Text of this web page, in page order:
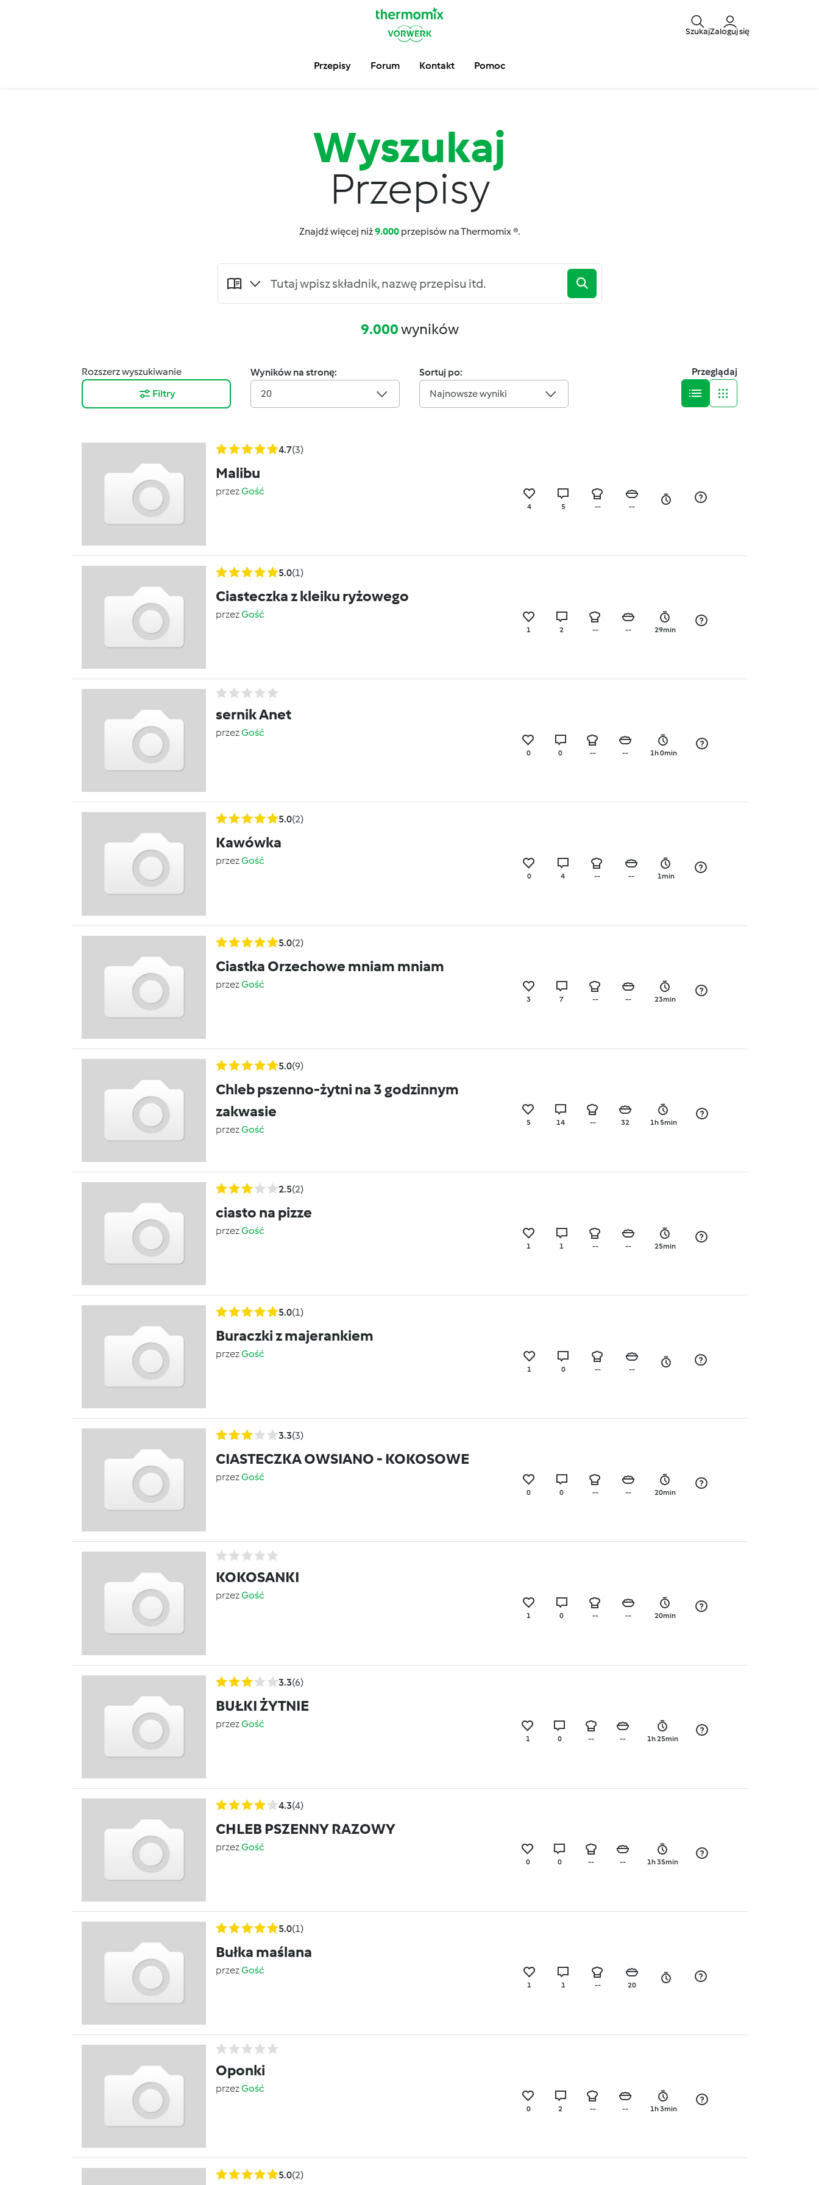
SzukajZaloguj się
Przepisy Forum Kontakt Pomoc
Wyszukaj
Przepisy
Znajdź więcej niż9.000 przepisów na Thermomix ®.
9.000wyników
Rozszerz wyszukiwanie
Filtry
Wyników na stronę:
20
Sortuj po:
Najnowsze wyniki
Przeglądaj
4.7(3)
Malibu
przezGość
4 5 -- --
5.0(1)
Ciasteczka z kleiku ryżowego
przezGość
1 2 -- -- 29min
sernik Anet
przezGość
0 0 -- -- 1h 0min
5.0(2)
Kawówka
przezGość
0 4 -- -- 1min
5.0(2)
Ciastka Orzechowe mniam mniam
przezGość
3 7 -- -- 23min
5.0(9)
Chleb pszenno-żytni na 3 godzinnym
zakwasie
przezGość
5 14 -- 32 1h 5min
2.5(2)
ciasto na pizze
przezGość
1 1 -- -- 25min
5.0(1)
Buraczki z majerankiem
przezGość
1 0 -- --
3.3(3)
CIASTECZKA OWSIANO - KOKOSOWE
przezGość
0 0 -- -- 20min
KOKOSANKI
przezGość
1 0 -- -- 20min
3.3(6)
BUŁKI ŻYTNIE
przezGość
1 0 -- -- 1h 25min
4.3(4)
CHLEB PSZENNY RAZOWY
przezGość
0 0 -- -- 1h 35min
5.0(1)
Bułka maślana
przezGość
1 1 -- 20
Oponki
przezGość
0 2 -- -- 1h 3min
5.0(2)